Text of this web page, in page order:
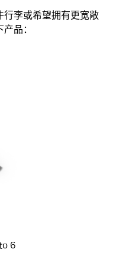
行李或希望拥有更宽敞
品：
6